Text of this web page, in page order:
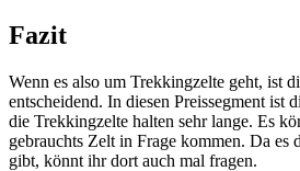
Fazit
Wenn es also um Trekkingzelte geht, ist
entscheidend. In diesen Preissegment ist
die Trekkingzelte halten sehr lange. Es
gebrauchts Zelt in Frage kommen. Da es
gibt, könnt ihr dort auch mal fragen.